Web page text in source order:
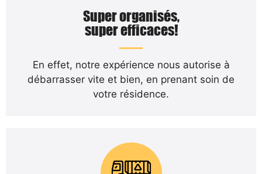
Super organisés,
super efficaces!
En effet, notre expérience nous autorise à
débarrasser vite et bien, en prenant soin de
votre résidence.